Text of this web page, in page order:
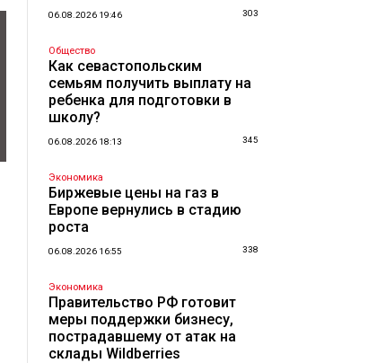
06.08.2026 19:46 303
Общество
Как севастопольским
семьям получить выплату на
ребенка для подготовки в
школу?
06.08.2026 18:13 345
Экономика
Биржевые цены на газ в
Европе вернулись в стадию
роста
06.08.2026 16:55 338
Экономика
Правительство РФ готовит
меры поддержки бизнесу,
пострадавшему от атак на
склады Wildberries